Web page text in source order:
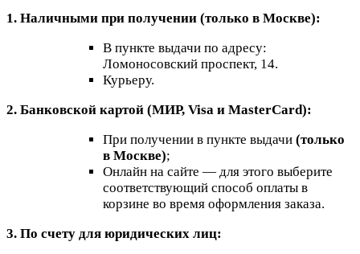
1. Наличными при получении (только в Москве):
В пункте выдачи по адресу:
Ломоносовский проспект, 14.
Курьеру.
2. Банковской картой (МИР, Visa и MasterCard):
При получении в пункте выдачи (только
в Москве);
Онлайн на сайте — для этого выберите
соответствующий способ оплаты в
корзине во время оформления заказа.
3. По счету для юридических лиц: